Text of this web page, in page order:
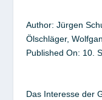
Author: Jürgen
Ölschläger,
Published On: 10.
Das Interesse der